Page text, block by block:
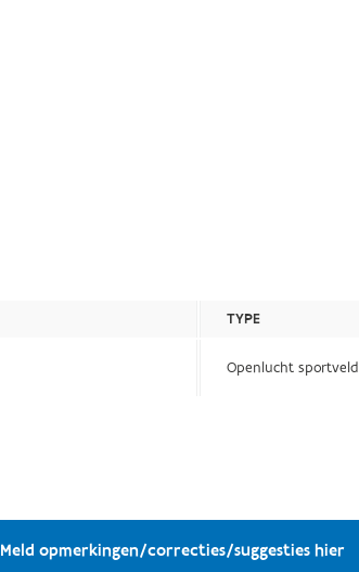
TYPE
Openlucht sportveld
Meld opmerkingen/correcties/suggesties hier